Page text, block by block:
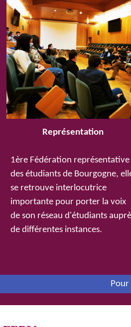
Représentation
1ère Fédération représentative
des étudiants de Bourgogne,
se retrouve interlocutrice
importante pour porter la voix
de son réseau d'étudiants
de différentes instances.
Pour